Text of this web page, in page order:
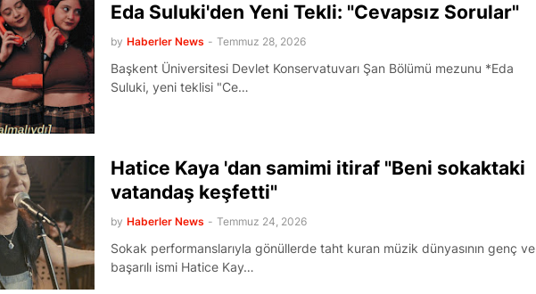
Eda Suluki'den Yeni Tekli: "Cevapsız Sorular"
by Haberler News - Temmuz 28, 2026
Başkent Üniversitesi Devlet Konservatuvarı Şan Bölümü mezunu *Eda
Suluki, yeni teklisi "Ce…
Hatice Kaya 'dan samimi itiraf "Beni sokaktaki
vatandaş keşfetti"
by Haberler News - Temmuz 24, 2026
Sokak performanslarıyla gönüllerde taht kuran müzik dünyasının genç ve
başarılı ismi Hatice Kay…